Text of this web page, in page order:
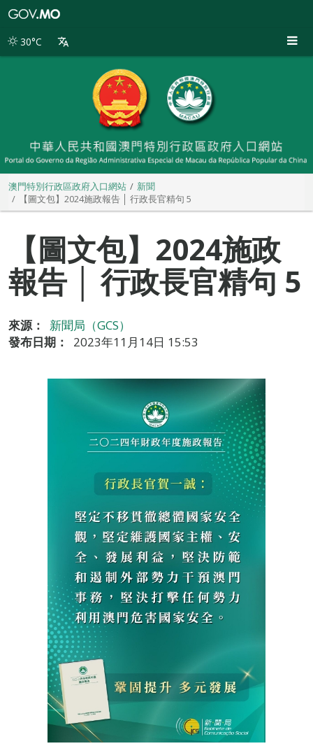
別
30°C
澳門特別行政區政府入口網站
新聞
【圖文包】2024施政報告 │ 行政長官精句 5
【圖文包】2024施政
報告 │ 行政長官精句 5
來源：
新聞局（GCS）
發布日期：
2023年11月14日 15:53